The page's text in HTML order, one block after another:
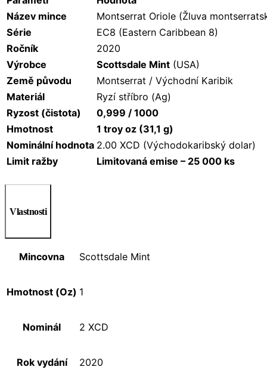
Název mince
Montserrat Oriole (Žluva
Série
EC8 (Eastern Caribbean 8)
Ročník
2020
Výrobce
Scottsdale Mint (USA)
Země původu
Montserrat / Východní Karibik
Materiál
Ryzí stříbro (Ag)
Ryzost (čistota)
0,999 / 1000
Hmotnost
1 troy oz (31,1 g)
Nominální hodnota 2.00 XCD (Východokaribský dolar)
Limit ražby
Limitovaná emise – 25 000 ks
Vlastnosti
Mincovna Scottsdale Mint
Hmotnost (Oz) 1
Nominál 2 XCD
Rok vydání 2020